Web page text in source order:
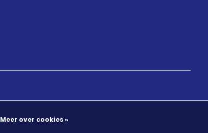
Meer over cookies »